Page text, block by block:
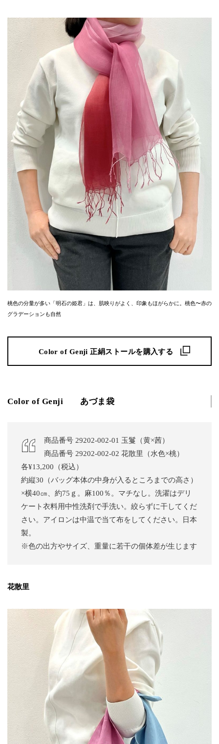
桃色の分量が多い「明石の姫君」は、肌映りがよく、印象もほがらかに。桃色〜赤の
グラデーションも自然
Color of Genji 正絹ストールを購入する
Color of Genji あづま袋
商品番号 29202-002-01 玉鬘（黄×茜）
商品番号 29202-002-02 花散里（水色×桃）
各¥13,200（税込）
約縦30（バッグ本体の中身が入るところまでの高さ）
×横40㎝、約75ｇ。麻100％。マチなし。洗濯はデリ
ケート衣料用中性洗剤で手洗い。絞らずに干してくだ
さい。アイロンは中温で当て布をしてください。日本
製。
※色の出方やサイズ、重量に若干の個体差が生じます
花散里